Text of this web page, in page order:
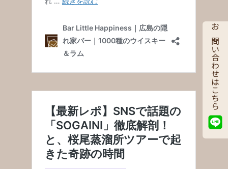
お問い合わせはこちら